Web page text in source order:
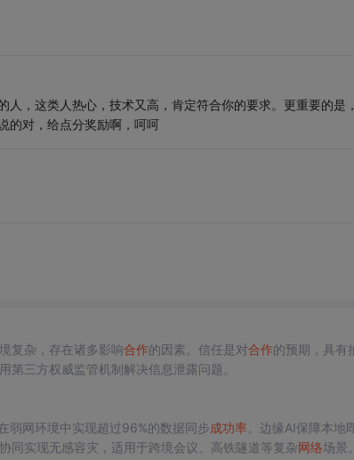
，这类人热心，技术又高，肯定符合你的要求。更重要的是
的对，给点分奖励啊，呵呵
复杂，存在诸多影响合作的因素。信任是对合作的预期，具有
第三方权威监管机制解决信息泄露问题。
弱网环境中实现超过96%的数据同步成功率 。边缘AI保障本地
同实现无感容灾，适用于跨境会议、高铁隧道等复杂网络场景